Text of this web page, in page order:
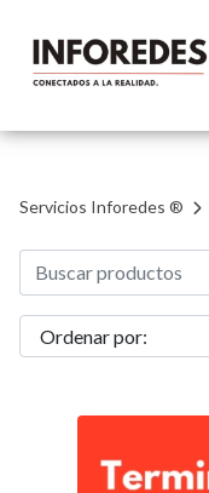
Servicios Inforedes ®